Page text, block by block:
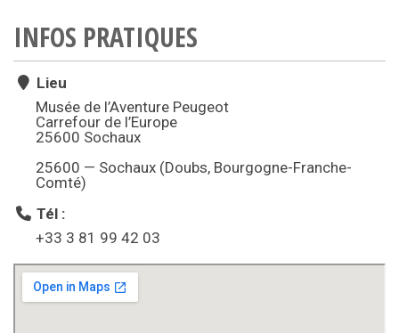
INFOS PRATIQUES
Lieu
Musée de l’Aventure Peugeot
Carrefour de l’Europe
25600 Sochaux
25600 — Sochaux (Doubs, Bourgogne-Franche-
Comté)
Tél :
+33 3 81 99 42 03